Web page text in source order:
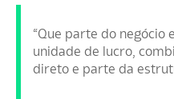
“Que parte do negócio
unidade de lucro,
direto e parte da